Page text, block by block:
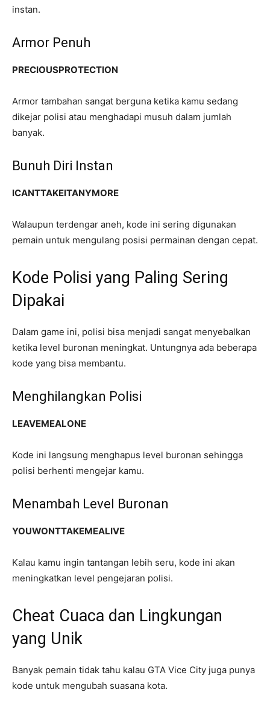
instan.
Armor Penuh
PRECIOUSPROTECTION
Armor tambahan sangat berguna ketika kamu sedang
dikejar polisi atau menghadapi musuh dalam jumlah
banyak.
Bunuh Diri Instan
ICANTTAKEITANYMORE
Walaupun terdengar aneh, kode ini sering digunakan
pemain untuk mengulang posisi permainan dengan cepat.
Kode Polisi yang Paling Sering
Dipakai
Dalam game ini, polisi bisa menjadi sangat menyebalkan
ketika level buronan meningkat. Untungnya ada beberapa
kode yang bisa membantu.
Menghilangkan Polisi
LEAVEMEALONE
Kode ini langsung menghapus level buronan sehingga
polisi berhenti mengejar kamu.
Menambah Level Buronan
YOUWONTTAKEMEALIVE
Kalau kamu ingin tantangan lebih seru, kode ini akan
meningkatkan level pengejaran polisi.
Cheat Cuaca dan Lingkungan
yang Unik
Banyak pemain tidak tahu kalau GTA Vice City juga punya
kode untuk mengubah suasana kota.